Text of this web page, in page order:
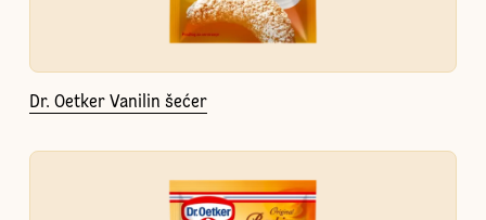
Dr. Oetker Vanilin šećer